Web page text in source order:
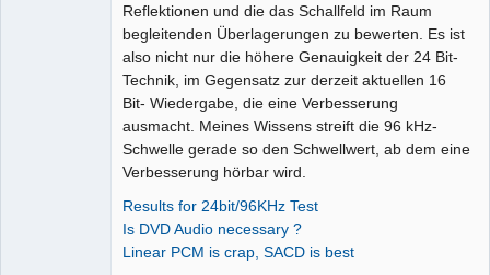
Reflektionen und die das Schallfeld im Raum
begleitenden Überlagerungen zu bewerten. Es ist
also nicht nur die höhere Genauigkeit der 24 Bit-
Technik, im Gegensatz zur derzeit aktuellen 16
Bit- Wiedergabe, die eine Verbesserung
ausmacht. Meines Wissens streift die 96 kHz-
Schwelle gerade so den Schwellwert, ab dem eine
Verbesserung hörbar wird.
Results for 24bit/96KHz Test
Is DVD Audio necessary ?
Linear PCM is crap, SACD is best